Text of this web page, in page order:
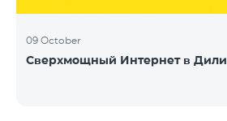
09 October
Сверхмощный Интернет в